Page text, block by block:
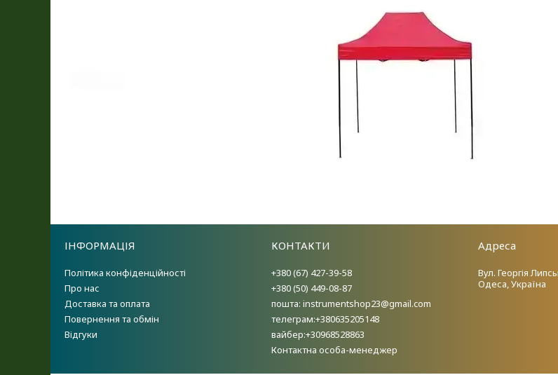
ІНФОРМАЦІЯ
Політика конфіденційності
Про нас
Доставка та оплата
Повернення та обмін
Відгуки
КОНТАКТИ
+380 (67) 427-39-58
+380 (50) 449-08-87
пошта: instrumentshop23@gmail.com
телеграм:+380635205148
вайбер:+30968528863
Контактна особа-менеджер
Адреса
Вул. Георгія
Одеса, Україна